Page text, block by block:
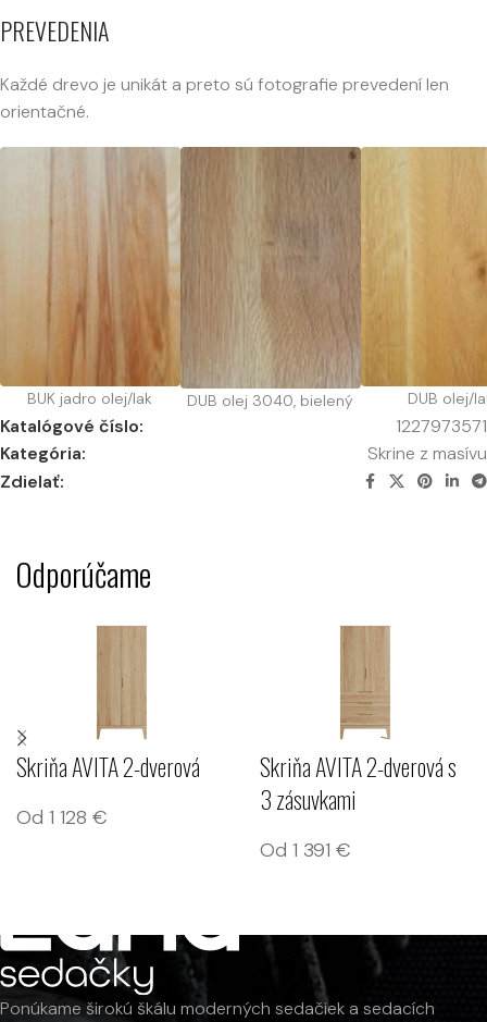
PREVEDENIA
Každé drevo je unikát a preto sú fotografie prevedení len
orientačné.
BUK jadro olej/lak DUB olej 3040, bielený DUB olej/
Katalógové číslo:
1227973571
Kategória:
Skrine z masívu
Zdielať:
Odporúčame
Skriňa AVITA 2-dverová
Od 1 128 €
Skriňa AVITA 2-dverová s
3 zásuvkami
Od 1 391 €
Ponúkame širokú škálu moderných sedačiek a sedacích